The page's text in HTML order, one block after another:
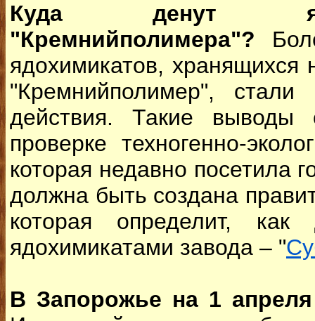
Куда денут
"Кремнийполимера"?
ядохимикатов, хранящихся
"Кремнийполимер", стали
действия. Такие выводы
проверке техногенно-
которая недавно посетила
должна быть создана
которая определит,
ядохимикатами завода – "
В Запорожье на 1